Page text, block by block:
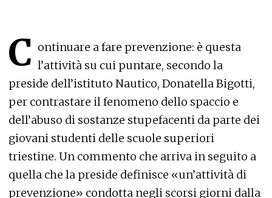
C ontinuare a fare prevenzione: è questa
l’attività su cui puntare, secondo la
preside dell’istituto Nautico, Donatella Bigotti,
per contrastare il fenomeno dello spaccio e
dell’abuso di sostanze stupefacenti da parte dei
giovani studenti delle scuole superiori
triestine. Un commento che arriva in seguito a
quella che la preside definisce «un’attività di
prevenzione» condotta negli scorsi giorni dalla